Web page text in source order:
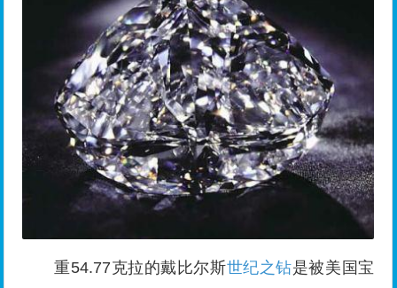
重54.77克拉的戴比尔斯世纪之钻是被美国宝